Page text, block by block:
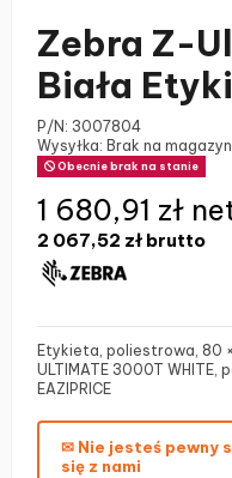
Zebra Z-
Biała
P/N: 3007804
Wysyłka: Brak na
Obecnie brak na stanie
2 067,52 zł brutto
1 680,91 zł
Etykieta, poliestrowa, 80
ULTIMATE 3000T WHITE,
EAZIPRICE
✉ Nie jesteś pewny
się z nami